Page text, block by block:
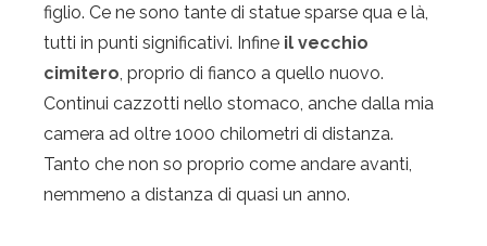
figlio. Ce ne sono tante di statue sparse qua e là,
tutti in punti significativi. Infine il vecchio
cimitero , proprio di fianco a quello nuovo.
Continui cazzotti nello stomaco, anche dalla mia
camera ad oltre 1000 chilometri di distanza.
Tanto che non so proprio come andare avanti,
nemmeno a distanza di quasi un anno.